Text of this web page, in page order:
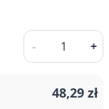
48,29 zł
-
Ilość
+